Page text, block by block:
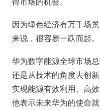
得市场的机会。
因为绿色经济有万千场
来说，很容易一跃而起。
华为数字能源全球市场
还是从技术的角度去创
实现能源有效利用、高
他表示未来华为的使命